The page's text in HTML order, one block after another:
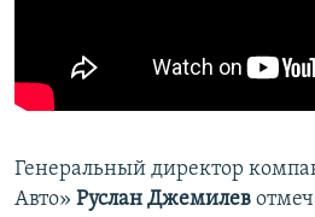
Генеральный директор
Авто» Руслан Джемилев